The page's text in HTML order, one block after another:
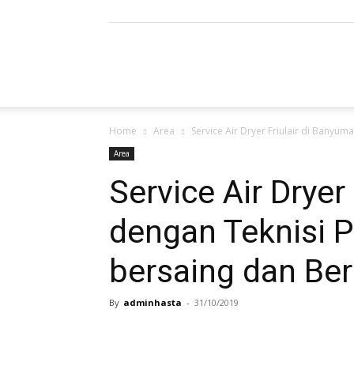
Air
Dryer
Home Area Service Air Dryer Friulair di
Area
Service Air
dengan Teknisi
bersaing dan
By adminhasta - 31/10/2019